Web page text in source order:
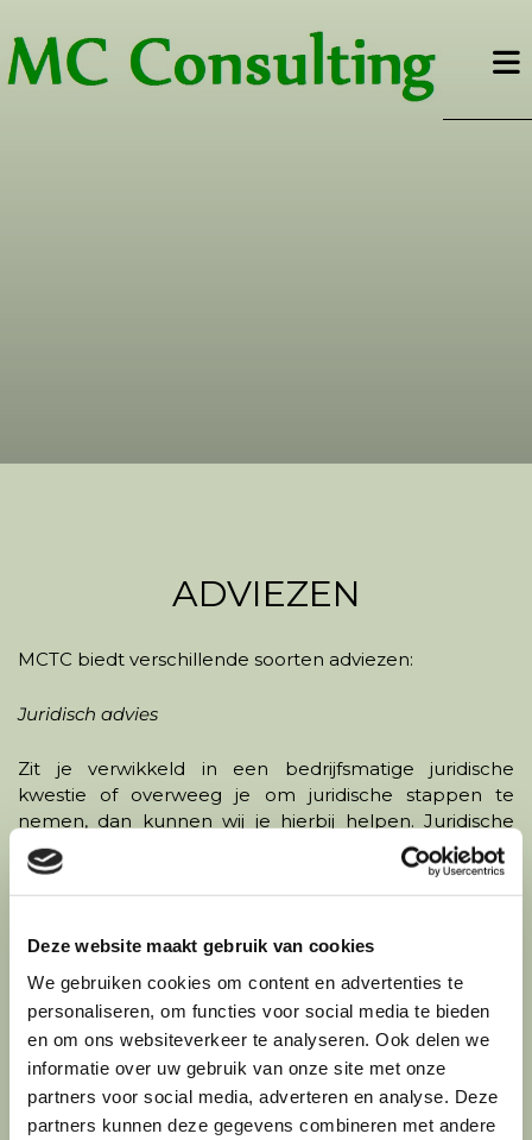
Deze website maakt gebruik van cookies
We gebruiken cookies om content en advertenties te
personaliseren, om functies voor social media te bieden
en om ons websiteverkeer te analyseren. Ook delen we
informatie over uw gebruik van onze site met onze
partners voor social media, adverteren en analyse. Deze
partners kunnen deze gegevens combineren met andere
ADVIEZEN
MCTC biedt verschillende soorten adviezen:
Juridisch advies
Zit je verwikkeld in een bedrijfsmatige juridische
kwestie of overweeg je om juridische stappen te
nemen, dan kunnen wij je hierbij helpen. Juridische
kwesties klinken vaak angstaanjagend, maar met goed
advies weet je waar je aan toe bent.
Als transaction coordinator ondersteunen wij elke
stap bij de totstandkoming van een contract. Er zal
dan een kant-en-klare oplossing voorgelegd worden,
die met jou besproken zal worden om tot een
passend contract voor beide partijen te komen.